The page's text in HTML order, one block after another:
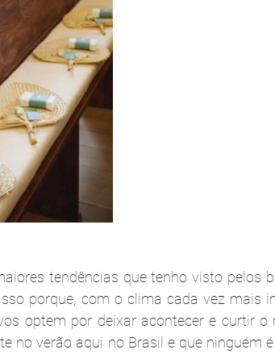
tendências que tenho visto pelos
porque, com o clima cada vez mais
optem por deixar acontecer e curtir
no verão aqui no Brasil e que ninguém